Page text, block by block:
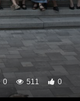
0 511 0